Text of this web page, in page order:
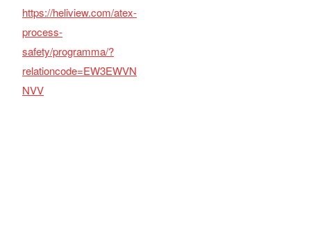
https://heliview.com/atex-
process-
safety/programma/?
relationcode=EW3EWVN
NVV